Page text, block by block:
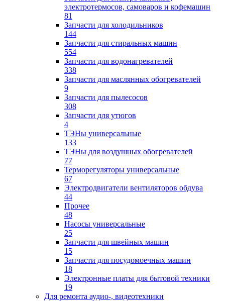
электротермосов, самоваров и кофемашин
81
Запчасти для холодильников
144
Запчасти для стиральных машин
554
Запчасти для водонагревателей
338
Запчасти для маслянных обогревателей
9
Запчасти для пылесосов
308
Запчасти для утюгов
4
ТЭНы универсальные
133
ТЭНы для воздушных обогревателей
77
Терморегуляторы универсальные
67
Электродвигатели вентиляторов обдува
44
Прочее
48
Насосы универсальные
25
Запчасти для швейных машин
15
Запчасти для посудомоечных машин
18
Электронные платы для бытовой техники
19
Для ремонта аудио-, видеотехники